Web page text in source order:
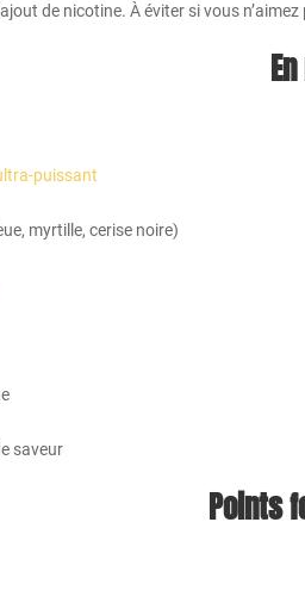
de nicotine. À éviter si vous
puissant
myrtille, cerise noire)
saveur
Points